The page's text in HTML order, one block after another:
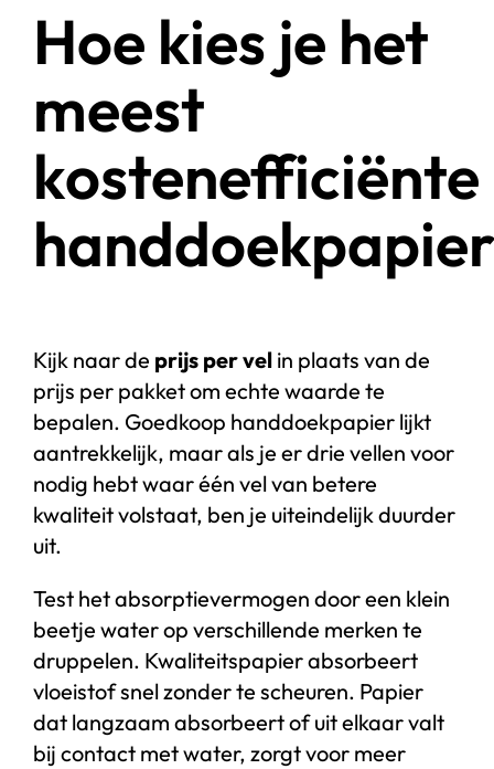
Hoe kies je het
meest
kostenefficiënte
Kijk naar de prijs per velin plaats van de
prijs per pakket om echte waarde te
bepalen. Goedkoop handdoekpapier lijkt
aantrekkelijk, maar als je er drie vellen voor
nodig hebt waar één vel van betere
kwaliteit volstaat, ben je uiteindelijk duurder
uit.
Test het absorptievermogen door een klein
beetje water op verschillende merken te
druppelen. Kwaliteitspapier absorbeert
vloeistof snel zonder te scheuren. Papier
dat langzaam absorbeert of uit elkaar valt
bij contact met water, zorgt voor meer